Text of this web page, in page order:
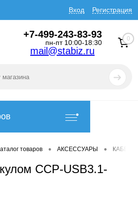
Вход Регистрация
+7-499-243-83-93
пн-пт 10:00-18:30
mail@stabiz.ru
0
товаров • АКСЕССУАРЫ •
CCP-USB3.1-